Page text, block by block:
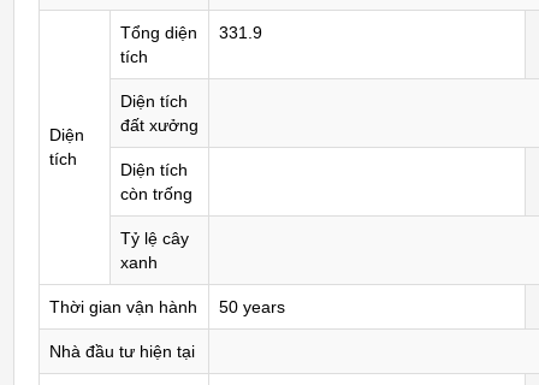
Diện
tích
Tổng diện
tích
331.9
Diện tích
đất xưởng
Diện tích
còn trống
Tỷ lệ cây
xanh
Thời gian vận hành 50 years
Nhà đầu tư hiện tại